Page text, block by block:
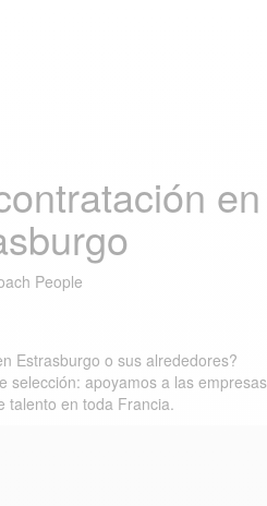
en
People
Estrasburgo o sus alrededores?
selección: apoyamos a las empresas
talento en toda Francia.